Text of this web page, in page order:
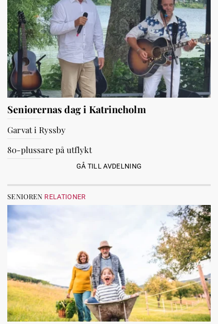
Seniorernas dag i Katrineholm
Garvat i Ryssby
80-plussare på utflykt
GÅ TILL AVDELNING
SENIOREN RELATIONER